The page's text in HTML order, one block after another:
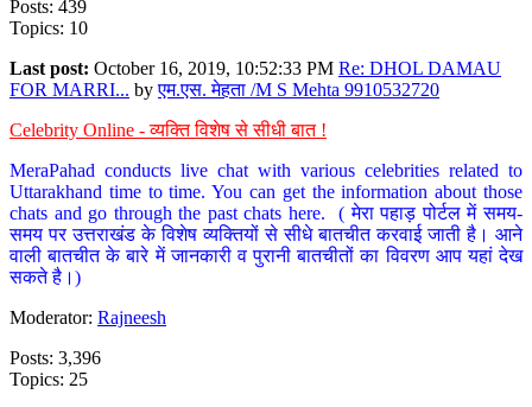
Posts: 439
Topics: 10
Last post: October 16, 2019, 10:52:33 PM Re: DHOL DAMAU
FOR MARRI... byएम.एस. मेहता /M S Mehta 9910532720
Celebrity Online - व्यक्ति विशेष से सीधी बात !
MeraPahad conducts live chat with various celebrities related to
Uttarakhand time to time. You can get the information about those
chats and go through the past chats here. ( मेरा पहाड़ पोर्टल में समय-
समय पर उत्तराखंड के विशेष व्यक्तियों से सीधे बातचीत करवाई जाती है। आने
वाली बातचीत के बारे में जानकारी व पुरानी बातचीतों का विवरण आप यहां देख
सकते है।)
Moderator: Rajneesh
Posts: 3,396
Topics: 25